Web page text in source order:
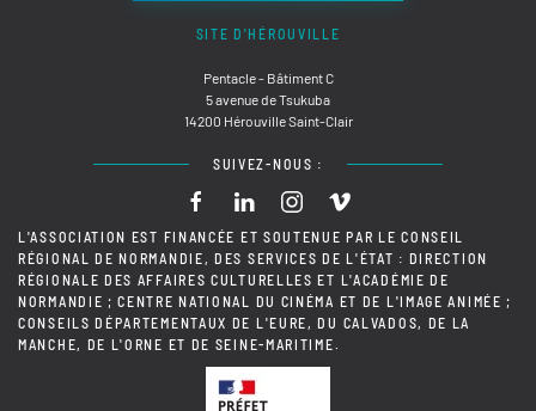
SITE D'HÉROUVILLE
Pentacle - Bâtiment C
5 avenue de Tsukuba
14200 Hérouville Saint-Clair
SUIVEZ-NOUS :
L'ASSOCIATION EST FINANCÉE ET SOUTENUE PAR LE CONSEIL
RÉGIONAL DE NORMANDIE, DES SERVICES DE L'ÉTAT : DIRECTION
RÉGIONALE DES AFFAIRES CULTURELLES ET L'ACADÉMIE DE
NORMANDIE ; CENTRE NATIONAL DU CINÉMA ET DE L'IMAGE ANIMÉE ;
CONSEILS DÉPARTEMENTAUX DE L'EURE, DU CALVADOS, DE LA
MANCHE, DE L'ORNE ET DE SEINE-MARITIME.